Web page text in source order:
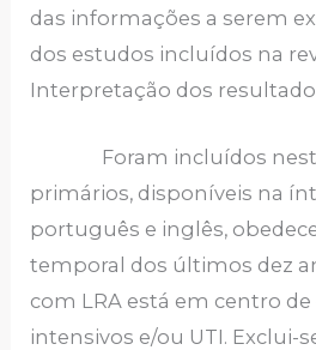
das informações a serem
dos estudos incluídos na
Interpretação dos
Foram incluídos nesta
primários, disponíveis na
português e inglês,
temporal dos últimos dez
com LRA está em centro
intensivos e/ou UTI. Exclui-